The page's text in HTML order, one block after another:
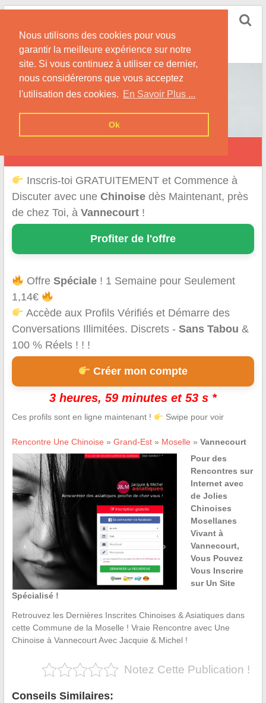
Nous utilisons des cookies pour vous
garantir la meilleure expérience sur notre
site. Si vous continuez à utiliser ce dernier,
nous considérerons que vous acceptez
l'utilisation des cookies. En Savoir Plus ...
Ok
Skip
content
Nos Conseils pour Rencontrer Une Femme
Originaire de Chine !
Inscris-toi GRATUITEMENT et Commence à
Discuter avec une Chinoisedès Maintenant, près
de chez Toi, à Vannecourt!
Profiter de l'offre
OffreSpéciale ! 1 Semaine pour Seulement
1,14€
Accède aux Profils Vérifiés et Démarre des
Conversations Illimitées. Discrets - Sans Tabou &
100 % Réels ! ! !
Créer mon compte
3 heures, 59 minutes et 53 s *
Ces profils sont en ligne maintenant ! Swipe pour voir
Rencontre Une Chinoise » Grand-Est» Moselle » Vannecourt
Pour des
Rencontres sur
Internet avec
de Jolies
Chinoises
Mosellanes
Vivant à
Vannecourt,
Vous Pouvez
Vous Inscrire
sur Un Site
Spécialisé !
Retrouvez les Dernières Inscrites Chinoises & Asiatiques dans
cette Commune de la Moselle ! Vraie Rencontre avec Une
Chinoise à Vannecourt Avec Jacquie & Michel !
Notez Cette Publication !
Conseils Similaires: